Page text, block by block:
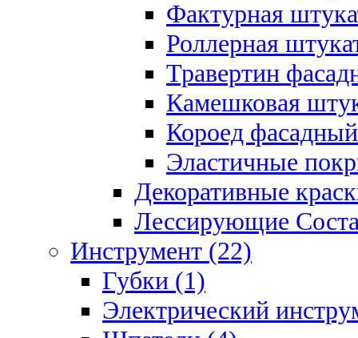
Фактурная
Роллерная
Травертин
Камешковая
Короед
Эластичные
Декоративные
Лессирующие
Инструмент (22)
Губки (1)
Электрический